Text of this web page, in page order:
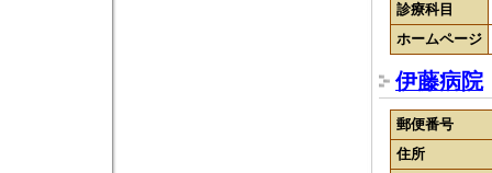
診療科目
ホームページ
伊藤病院
郵便番号
住所